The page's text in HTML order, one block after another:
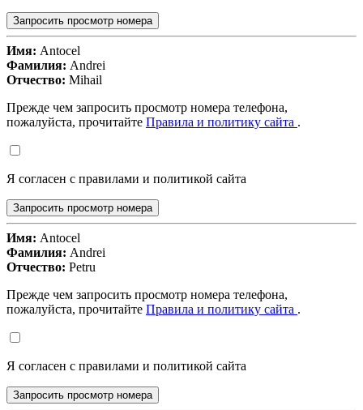
Запросить просмотр номера
Имя: Antocel
Фамилия: Andrei
Отчество: Mihail
Прежде чем запросить просмотр номера телефона,
пожалуйста, прочитайте Правила и политику сайта .
Я согласен с правилами и политикой сайта
Запросить просмотр номера
Имя: Antocel
Фамилия: Andrei
Отчество: Petru
Прежде чем запросить просмотр номера телефона,
пожалуйста, прочитайте Правила и политику сайта .
Я согласен с правилами и политикой сайта
Запросить просмотр номера